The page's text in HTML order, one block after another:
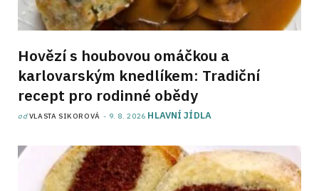
Hovězí s houbovou omáčkou a
karlovarským knedlíkem: Tradiční
recept pro rodinné obědy
odVLASTA SIKOROVÁ 9. 8. 2026 HLAVNÍ JÍDLA